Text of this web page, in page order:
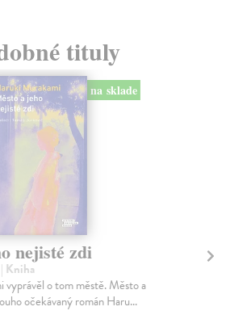
tituly
na sklade
nejisté zdi
| Kniha
vyprávěl o tom městě. Město a
očekávaný román Haru...